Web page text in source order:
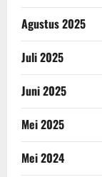
Agustus 2025
Juli 2025
Juni 2025
Mei 2025
Mei 2024